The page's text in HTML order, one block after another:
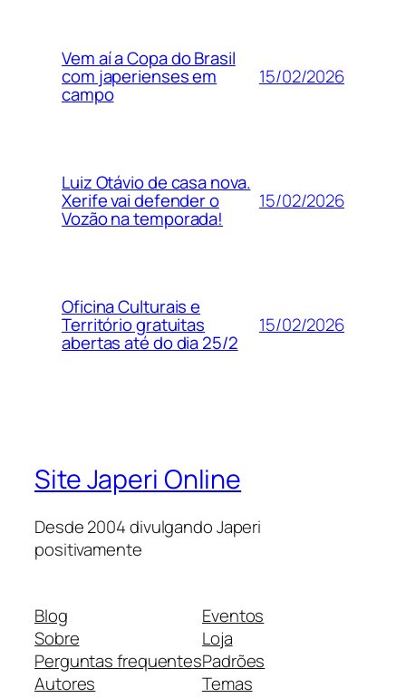
Vem aí a Copa do Brasil
com japerienses em
campo
15/02/2026
Luiz Otávio de casa nova.
Xerife vai defender o
Vozão na temporada!
15/02/2026
Oficina Culturais e
Território gratuitas
abertas até do dia 25/2
15/02/2026
Site Japeri Online
Desde 2004 divulgando Japeri
positivamente
Blog
Sobre
Perguntas frequentes
Autores
Eventos
Loja
Padrões
Temas